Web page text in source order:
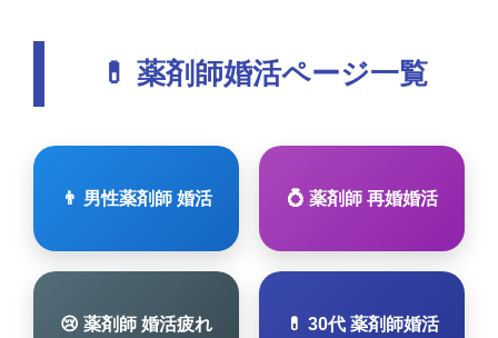
💊 薬剤師婚活ページ一覧
👨 男性薬剤師 婚活 💍 薬剤師 再婚婚活
😢 薬剤師 婚活疲れ 💊 30代 薬剤師婚活